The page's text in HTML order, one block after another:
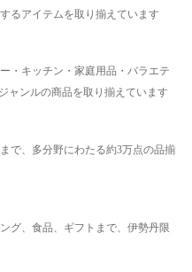
るアイテムを取り揃えています
・キッチン・家庭用品・バラエテ
ャンルの商品を取り揃えています
で、多分野にわたる約3万点の品揃
グ、食品、ギフトまで、伊勢丹限